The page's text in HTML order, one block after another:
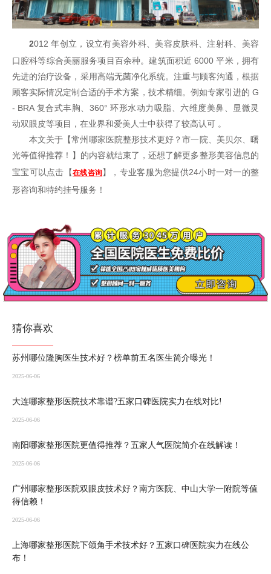
2012 年创立，设立有美容外科、美容皮肤科、注射科、美容
口腔科等综合美丽服务项目百余种。建筑面积近 6000 平米，拥有
先进的治疗设备，采用高端无菌净化系统。注重与顾客沟通，根据
顾客实际情况定制合适的手术方案，技术精细。例如专家引进的 G
- BRA 复合式丰胸、360° 环形水动力吸脂、六维度美鼻、显微灵
动双眼皮等项目，在业界和爱美人士中获得了较高认可 。
本文关于【常州哪家医院整形技术更好？市一院、美贝尔、曙
光等值得推荐！ 】的内容就结束了，还想了解更多整形美容信息的
宝宝可以点击【在线咨询】，专业客服为您提供24小时一对一的整
形咨询和特约挂号服务！
猜你喜欢
苏州哪位隆胸医生技术好？榜单前五名医生简介曝光！
2025-06-06
大连哪家整形医院技术靠谱?五家口碑医院实力在线对比!
2025-06-06
南阳哪家整形医院更值得推荐？五家人气医院简介在线解读！
2025-06-06
广州哪家整形医院双眼皮技术好？南方医院、中山大学一附院等值
得信赖！
2025-06-06
上海哪家整形医院下颌角手术技术好？五家口碑医院实力在线公
布！